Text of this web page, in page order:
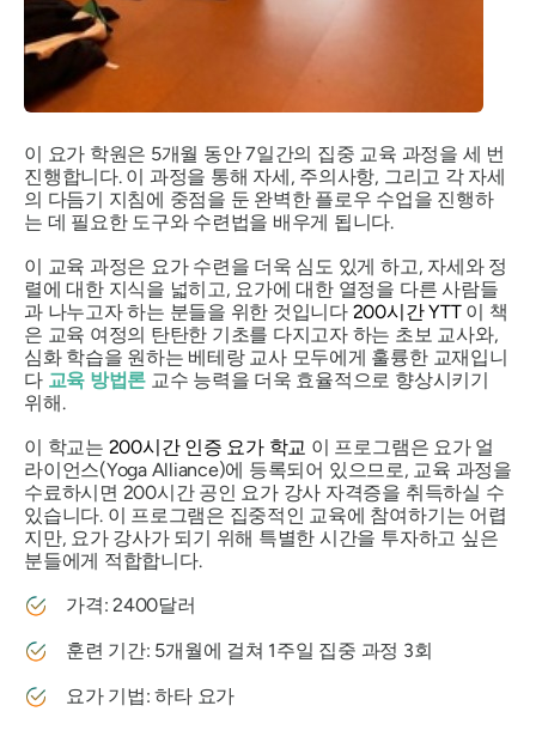
이 요가 학원은 5개월 동안 7일간의 집중 교육 과정을 세 번
진행합니다. 이 과정을 통해 자세, 주의사항, 그리고 각 자세
의 다듬기 지침에 중점을 둔 완벽한 플로우 수업을 진행하
는 데 필요한 도구와 수련법을 배우게 됩니다.
이 교육 과정은 요가 수련을 더욱 심도 있게 하고, 자세와 정
렬에 대한 지식을 넓히고, 요가에 대한 열정을 다른 사람들
과 나누고자 하는 분들을 위한 것입니다 200시간 YTT이 책
은 교육 여정의 탄탄한 기초를 다지고자 하는 초보 교사와,
심화 학습을 원하는 베테랑 교사 모두에게 훌륭한 교재입니
다 교육 방법론 교수 능력을 더욱 효율적으로 향상시키기
위해.
이 학교는 200시간 인증 요가 학교 이 프로그램은 요가 얼
라이언스(Yoga Alliance)에 등록되어 있으므로, 교육 과정을
수료하시면 200시간 공인 요가 강사 자격증을 취득하실 수
있습니다. 이 프로그램은 집중적인 교육에 참여하기는 어렵
지만, 요가 강사가 되기 위해 특별한 시간을 투자하고 싶은
분들에게 적합합니다.
가격: 2400달러
훈련 기간: 5개월에 걸쳐 1주일 집중 과정 3회
요가 기법: 하타 요가